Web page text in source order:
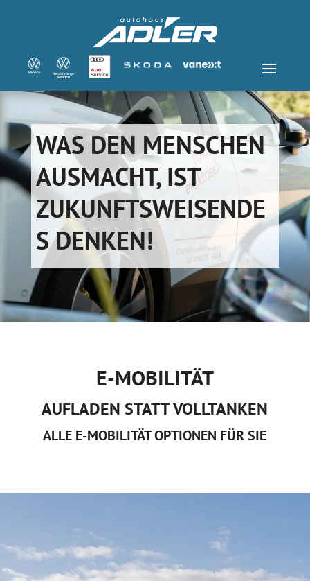
WAS DEN MENSCHEN
AUSMACHT, IST
ZUKUNFTSWEISENDE
S DENKEN!
E-MOBILITÄT
AUFLADEN STATT VOLLTANKEN
ALLE E-MOBILITÄT OPTIONEN FÜR SIE